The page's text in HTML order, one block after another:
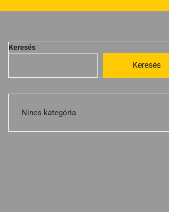
Keresés
Keresés
Nincs kategória